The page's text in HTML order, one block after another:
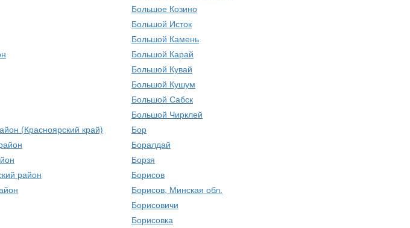
(Красноярский край)
район
Большое Козино
Большой Исток
Большой Камень
Большой Карай
Большой Кувай
Большой Кушум
Большой Сабск
Большой Чирклей
Бор
Боралдай
Борзя
Борисов
Борисов, Минская обл.
Борисовичи
Борисовка